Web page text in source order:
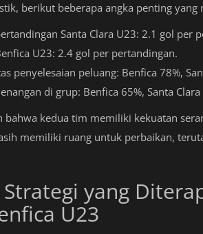
berikut beberapa angka penting
Santa Clara U23: 2.1 gol per
U23: 2.4 gol per pertandingan.
penyelesaian peluang: Benfica 78%,
di grup: Benfica 65%, Santa Clara
bahwa kedua tim memiliki kekuatan
memiliki ruang untuk perbaikan,
yang
U23